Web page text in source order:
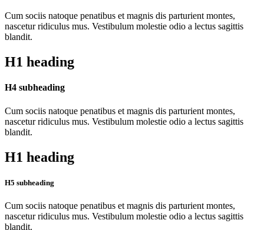
Cum sociis natoque penatibus et magnis dis parturient montes,
nascetur ridiculus mus. Vestibulum molestie odio a lectus sagittis
blandit.
H1 heading
H4 subheading
Cum sociis natoque penatibus et magnis dis parturient montes,
nascetur ridiculus mus. Vestibulum molestie odio a lectus sagittis
blandit.
H1 heading
H5 subheading
Cum sociis natoque penatibus et magnis dis parturient montes,
nascetur ridiculus mus. Vestibulum molestie odio a lectus sagittis
blandit.